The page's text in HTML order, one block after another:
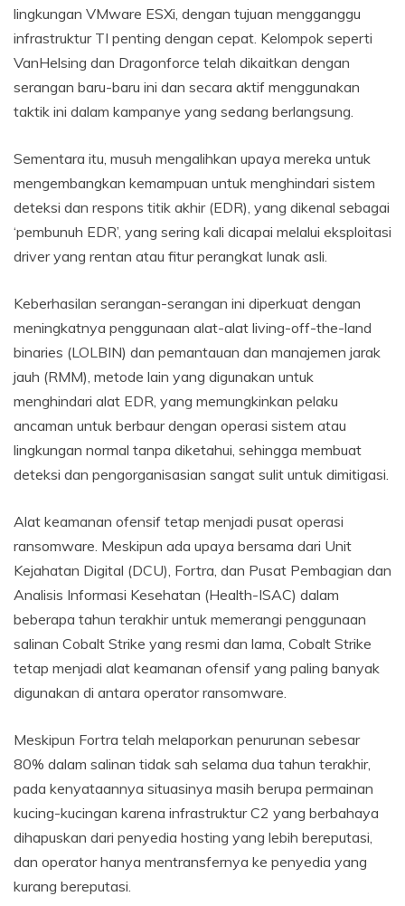
lingkungan VMware ESXi, dengan tujuan mengganggu
infrastruktur TI penting dengan cepat. Kelompok seperti
VanHelsing dan Dragonforce telah dikaitkan dengan
serangan baru-baru ini dan secara aktif menggunakan
taktik ini dalam kampanye yang sedang berlangsung.
Sementara itu, musuh mengalihkan upaya mereka untuk
mengembangkan kemampuan untuk menghindari sistem
deteksi dan respons titik akhir (EDR), yang dikenal sebagai
‘pembunuh EDR’, yang sering kali dicapai melalui eksploitasi
driver yang rentan atau fitur perangkat lunak asli.
Keberhasilan serangan-serangan ini diperkuat dengan
meningkatnya penggunaan alat-alat living-off-the-land
binaries (LOLBIN) dan pemantauan dan manajemen jarak
jauh (RMM), metode lain yang digunakan untuk
menghindari alat EDR, yang memungkinkan pelaku
ancaman untuk berbaur dengan operasi sistem atau
lingkungan normal tanpa diketahui, sehingga membuat
deteksi dan pengorganisasian sangat sulit untuk dimitigasi.
Alat keamanan ofensif tetap menjadi pusat operasi
ransomware. Meskipun ada upaya bersama dari Unit
Kejahatan Digital (DCU), Fortra, dan Pusat Pembagian dan
Analisis Informasi Kesehatan (Health-ISAC) dalam
beberapa tahun terakhir untuk memerangi penggunaan
salinan Cobalt Strike yang resmi dan lama, Cobalt Strike
tetap menjadi alat keamanan ofensif yang paling banyak
digunakan di antara operator ransomware.
Meskipun Fortra telah melaporkan penurunan sebesar
80% dalam salinan tidak sah selama dua tahun terakhir,
pada kenyataannya situasinya masih berupa permainan
kucing-kucingan karena infrastruktur C2 yang berbahaya
dihapuskan dari penyedia hosting yang lebih bereputasi,
dan operator hanya mentransfernya ke penyedia yang
kurang bereputasi.